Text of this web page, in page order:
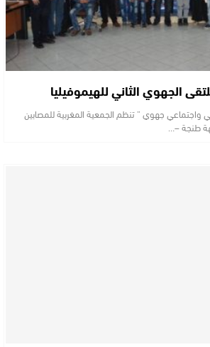
الجهوي الثاني للهيموفيليا
جهوي ” تنظم الجمعية المغربية للمصابين
طنجة –…